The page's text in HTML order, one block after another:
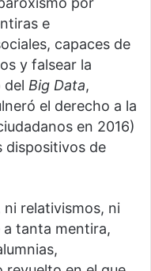
e
capaces de
y falsear la
del Big Data,
el derecho a la
en 2016)
dispositivos de
relativismos, ni
tanta mentira,